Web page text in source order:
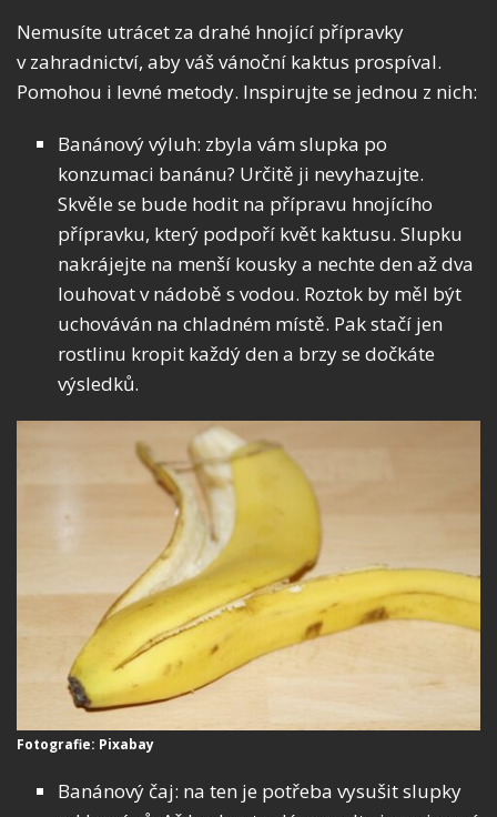
Nemusíte utrácet za drahé hnojící přípravky
v zahradnictví, aby váš vánoční kaktus prospíval.
Pomohou i levné metody. Inspirujte se jednou z nich:
Banánový výluh: zbyla vám slupka po
konzumaci banánu? Určitě ji nevyhazujte.
Skvěle se bude hodit na přípravu hnojícího
přípravku, který podpoří květ kaktusu. Slupku
nakrájejte na menší kousky a nechte den až dva
louhovat v nádobě s vodou. Roztok by měl být
uchováván na chladném místě. Pak stačí jen
rostlinu kropit každý den a brzy se dočkáte
výsledků.
Fotografie: Pixabay
Banánový čaj: na ten je potřeba vysušit slupky